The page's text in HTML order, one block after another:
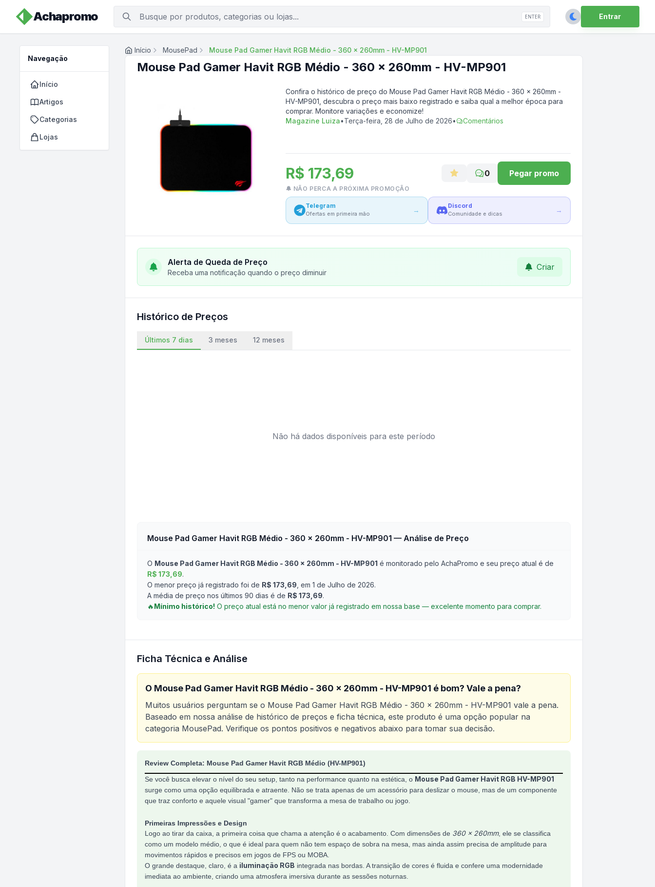
Achapromo ENTER Entrar
Navegação
Início
Artigos
Categorias
Lojas
Início MousePad Mouse Pad Gamer Havit RGB Médio - 360 x 260mm - HV-MP901
Mouse Pad Gamer Havit RGB Médio - 360 x 260mm - HV-MP901
Confira o histórico de preço do Mouse Pad Gamer Havit RGB Médio - 360 x 260mm -
HV-MP901 , descubra o preço mais baixo registrado e saiba qual a melhor época para
comprar. Monitore variações e economize!
Magazine Luiza•Terça-feira, 28 de Julho de 2026• Comentários
R$ 173,69 0 Pegar promo
🔔 NÃO PERCA A PRÓXIMA PROMOÇÃO
Telegram
Ofertas em primeira mão →
Discord
Comunidade e dicas →
Alerta de Queda de Preço
Receba uma notificação quando o preço diminuir
Criar
Histórico de Preços
Últimos 7 dias 3 meses 12 meses
Não há dados disponíveis para este período
Mouse Pad Gamer Havit RGB Médio - 360 x 260mm - HV-MP901 — Análise de Preço
O Mouse Pad Gamer Havit RGB Médio - 360 x 260mm - HV-MP901 é monitorado pelo AchaPromo e seu preço atual é de
R$ 173,69.
O menor preço já registrado foi de R$ 173,69 , em 1 de Julho de 2026.
A média de preço nos últimos 90 dias é de R$ 173,69.
🔥Mínimo histórico! O preço atual está no menor valor já registrado em nossa base — excelente momento para comprar.
Ficha Técnica e Análise
O Mouse Pad Gamer Havit RGB Médio - 360 x 260mm - HV-MP901 é bom? Vale a pena?
Muitos usuários perguntam se o Mouse Pad Gamer Havit RGB Médio - 360 x 260mm - HV-MP901 vale a pena.
Baseado em nossa análise de histórico de preços e ficha técnica, este produto é uma opção popular na
categoria MousePad. Verifique os pontos positivos e negativos abaixo para tomar sua decisão.
Análise do produtoMouse Pad Gamer Havit RGB Médio - 360 x 260mm - HV-MP901
Review Completa: Mouse Pad Gamer Havit RGB Médio (HV-MP901)
Se você busca elevar o nível do seu setup, tanto na performance quanto na estética, o Mouse Pad Gamer Havit RGB HV-MP901
surge como uma opção equilibrada e atraente. Não se trata apenas de um acessório para deslizar o mouse, mas de um componente
que traz conforto e aquele visual "gamer" que transforma a mesa de trabalho ou jogo.
Primeiras Impressões e Design
Logo ao tirar da caixa, a primeira coisa que chama a atenção é o acabamento. Com dimensões de 360 x 260mm, ele se classifica
como um modelo médio, o que é ideal para quem não tem espaço de sobra na mesa, mas ainda assim precisa de amplitude para
movimentos rápidos e precisos em jogos de FPS ou MOBA.
O grande destaque, claro, é a iluminação RGB integrada nas bordas. A transição de cores é fluida e confere uma modernidade
imediata ao ambiente, criando uma atmosfera imersiva durante as sessões noturnas.